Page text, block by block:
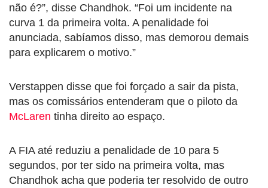
não é?”, disse Chandhok. “Foi um incidente na
curva 1 da primeira volta. A penalidade foi
anunciada, sabíamos disso, mas demorou demais
para explicarem o motivo.”
Verstappen disse que foi forçado a sair da pista,
mas os comissários entenderam que o piloto da
McLaren tinha direito ao espaço.
A FIA até reduziu a penalidade de 10 para 5
segundos, por ter sido na primeira volta, mas
Chandhok acha que poderia ter resolvido de outro